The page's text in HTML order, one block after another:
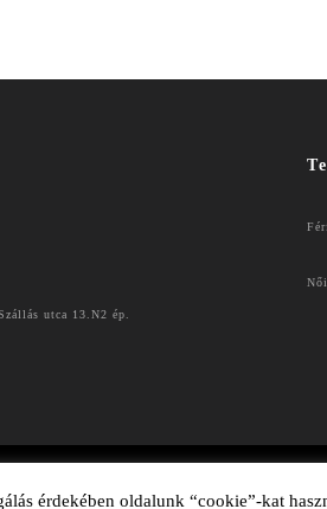
utca 13.N2 ép.
Női
érdekében oldalunk “cookie”-kat